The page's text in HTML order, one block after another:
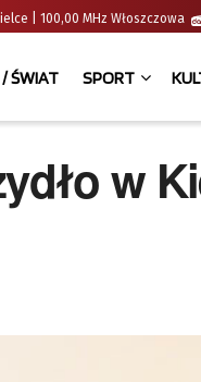
| 100,00 MHz Włoszczowa
ŚWIAT SPORT
w